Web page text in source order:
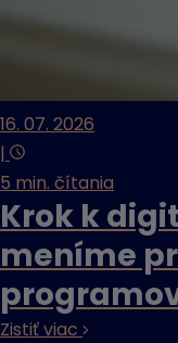
16. 07. 2026
|
5 min. čítania
Krok k
meníme
Zistiť viac